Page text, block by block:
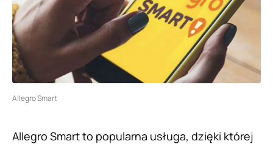
Allegro Smart
Allegro Smart to popularna usługa, dzięki której